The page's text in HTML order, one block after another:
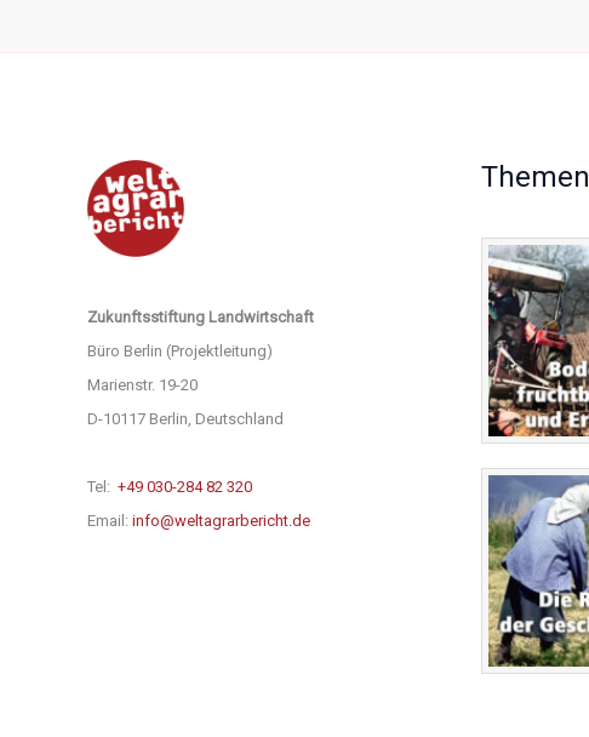
Zukunftsstiftung Landwirtschaft
Büro Berlin (Projektleitung)
Marienstr. 19-20
D-10117 Berlin, Deutschland
Tel: +49 030-284 82 320
Email: info@weltagrarbericht.de
Themen